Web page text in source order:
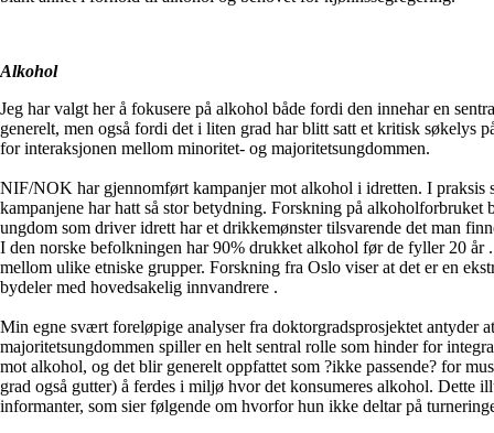
Alkohol
Jeg har valgt her å fokusere på alkohol både fordi den innehar en
generelt, men også fordi det i liten grad har blitt satt et kritisk søkelys
for interaksjonen mellom minoritet- og majoritetsungdommen.
NIF/NOK har gjennomført kampanjer mot alkohol i idretten. I praksis
kampanjene har hatt så stor betydning. Forskning på alkoholforbruket
ungdom som driver idrett har et drikkemønster tilsvarende det man
I den norske befolkningen har 90% drukket alkohol før de fyller 20 år
mellom ulike etniske grupper. Forskning fra Oslo viser at det er en
bydeler med hovedsakelig innvandrere .
Min egne svært foreløpige analyser fra doktorgradsprosjektet antyder
majoritetsungdommen spiller en helt sentral rolle som hinder for
mot alkohol, og det blir generelt oppfattet som ?ikke passende? for
grad også gutter) å ferdes i miljø hvor det konsumeres alkohol. Dette
informanter, som sier følgende om hvorfor hun ikke deltar på